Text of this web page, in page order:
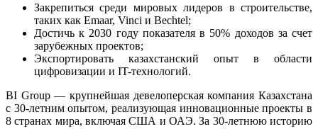
Закрепиться среди мировых лидеров в строительстве,
таких как Emaar, Vinci и Bechtel;
Достичь к 2030 году показателя в 50% доходов за счет
зарубежных проектов;
Экспортировать казахстанский опыт в области
цифровизации и IT-технологий.
BI Group — крупнейшая девелоперская компания Казахстана
с 30-летним опытом, реализующая инновационные проекты в
8 странах мира, включая США и ОАЭ. За 30-летнюю историю